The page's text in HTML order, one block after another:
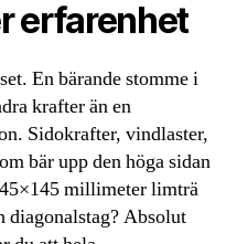
erfarenhet
En bärande stomme i
krafter än en
Sidokrafter, vindlaster,
bär upp den höga sidan
millimeter limträ
diagonalstag? Absolut